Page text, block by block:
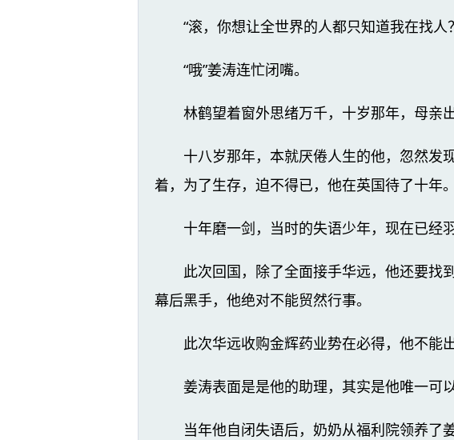
“滚，你想让全世界的人都只知道我在找
“哦”姜涛连忙闭嘴。
林鹤望着窗外思绪万千，十岁那年，母亲
十八岁那年，本就厌倦人生的他，忽然发
着，为了生存，迫不得已，他在英国待了十年。
十年磨一剑，当时的失语少年，现在已经
此次回国，除了全面接手华远，他还要找
幕后黑手，他绝对不能贸然行事。
此次华远收购金辉药业势在必得，他不能
姜涛表面是是他的助理，其实是他唯一可
当年他自闭失语后，奶奶从福利院领养